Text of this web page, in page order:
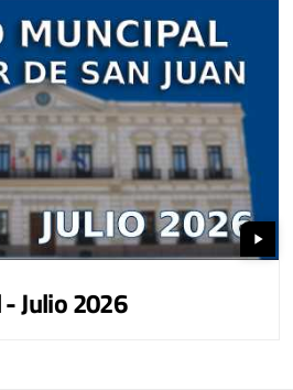
play_arrow
Julio 2026